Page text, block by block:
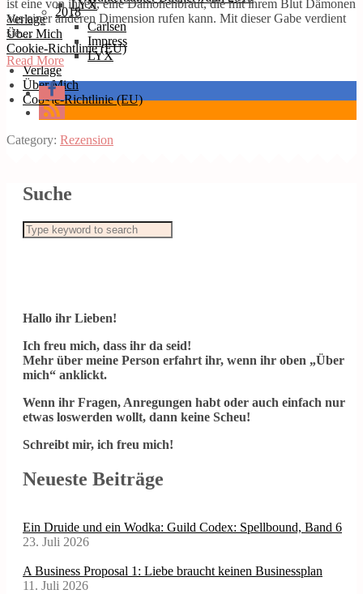
LYX
Verlage
Über Mich
Cookie-Richtlinie (EU)
2018
Carlsen
Impress
LYX
Verlage
Über Mich
Cookie-Richtlinie (EU)
ist eine von ihnen, eine Dämonenbraut, die mit ihrem Blut Dämonen
aus einer anderen Dimension rufen kann. Mit dieser Gabe verdient
sie…
Read More
Category: Rezension
Suche
Hallo ihr Lieben!
Ich freu mich, dass ihr da seid!
Mehr über meine Person erfahrt ihr, wenn ihr oben „Über
mich“ anklickt.
Wenn ihr Fragen, Anregungen habt oder auch einfach nur
etwas loswerden wollt, dann keine Scheu!
Schreibt mir, ich freu mich!
Neueste Beiträge
Ein Druide und ein Wodka: Guild Codex: Spellbound, Band 6
23. Juli 2026
A Business Proposal 1: Liebe braucht keinen Businessplan
11. Juli 2026